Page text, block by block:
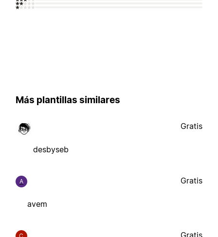
Más plantillas similares
desbyseb
Gratis
A
avem
Gratis
Gratis